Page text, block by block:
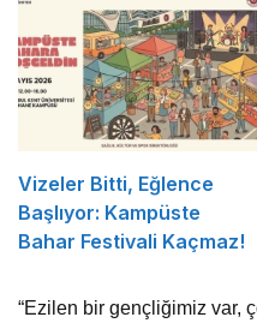
Vizeler Bitti, Eğlence
Başlıyor: Kampüste
Bahar Festivali Kaçmaz!
“Ezilen bir gençliğimiz var,